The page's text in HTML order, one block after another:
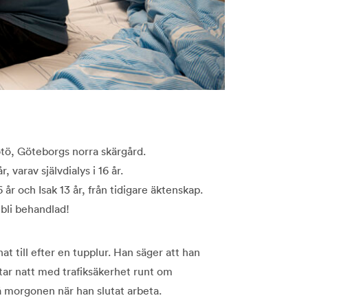
Göteborgs norra skärgård.
varav självdialys i 16 år.
och Isak 13 år, från tidigare äktenskap.
behandlad!
till efter en tupplur. Han säger att han
natt med trafiksäkerhet runt om
när han slutat arbeta.